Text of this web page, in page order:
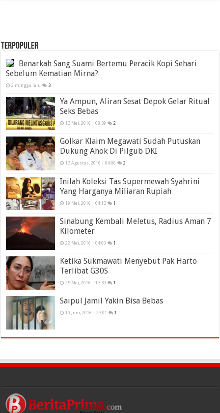
TERPOPULER
Benarkah Sang Suami Bertemu Peracik Kopi Sehari
Sebelum Kematian Mirna?
2 minggu lalu 3
Ya Ampun, Aliran Sesat Depok Gelar Ritual
Seks Bebas
13 Mei, 2016 | 08:39 2
Golkar Klaim Megawati Sudah Putuskan
Dukung Ahok Di Pilgub DKI
13 Agustus, 2016 | 04:06 2
Inilah Koleksi Tas Supermewah Syahrini
Yang Harganya Miliaran Rupiah
19 Mei, 2016 | 04:13 1
Sinabung Kembali Meletus, Radius Aman 7
Kilometer
22 Mei, 2016 | 04:00 1
Ketika Sukmawati Menyebut Pak Harto
Terlibat G30S
25 Mei, 2016 | 13:39 1
Saipul Jamil Yakin Bisa Bebas
10 Juni, 2016 | 23:01 1